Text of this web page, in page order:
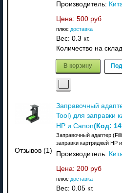
Производитель:
Цена: 500 руб
плюс доставка
Вес: 0.3 кг.
Количество на
В корзину
Отзывов (1)
Заправочный
Tool) для заправки
HP и Canon(Код:
Заправочный адаптер
заправки картриджей HP
Производитель:
Цена: 200 руб
плюс доставка
Вес: 0.05 кг.